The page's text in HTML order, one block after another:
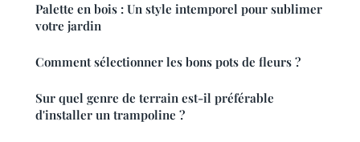
Palette en bois : Un style intemporel pour sublimer
votre jardin
Comment sélectionner les bons pots de fleurs ?
Sur quel genre de terrain est-il préférable
d'installer un trampoline ?